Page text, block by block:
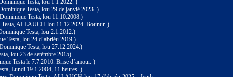
Testa, lou 1 1 2022. )
Testa, lou 29 de janvié 2023. )
Testa, lou 11.10.2008.)
ALLAUCH lou 11.12.2024. Bounur. )
Testa, lou 2.1.2012.)
Testa, lou 24 d’abriéu 2019.)
Testa, lou 27.12.2024.)
lou 23 de setèmbre 2015)
Testa le 7.7.2010. Brise d’amour. )
Lundi 19 1 2004, 11 heures .)